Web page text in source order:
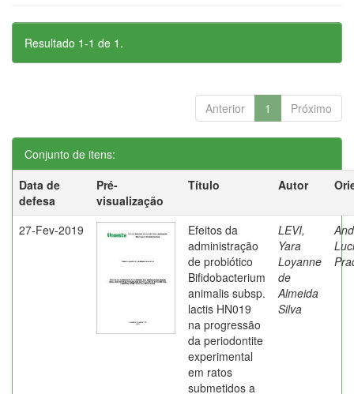
Resultado 1-1 de 1.
Anterior 1 Próximo
Conjunto de itens:
Data de
defesa
Pré-
visualização
Título Autor
27-Fev-2019
Efeitos da
administração
de probiótico
Bifidobacterium
animalis subsp.
lactis HN019
na progressão
da periodontite
experimental
em ratos
submetidos a
LEVI,
Yara
Loyanne
de
Almeida
Silva